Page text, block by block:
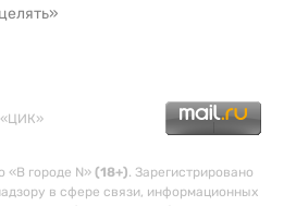
«В городе N» (18+). Зарегистрировано
в сфере связи, информационных